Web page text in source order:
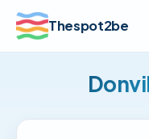
Thespot2be